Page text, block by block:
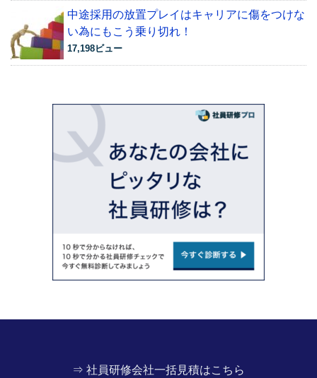
中途採用の放置プレイはキャリアに傷をつけな
い為にもこう乗り切れ！
17,198ビュー
⇒ 社員研修会社一括見積はこちら